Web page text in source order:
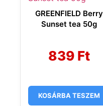
GREENFIELD Berry
Sunset tea 50g
839 Ft
KOSÁRBA TESZEM